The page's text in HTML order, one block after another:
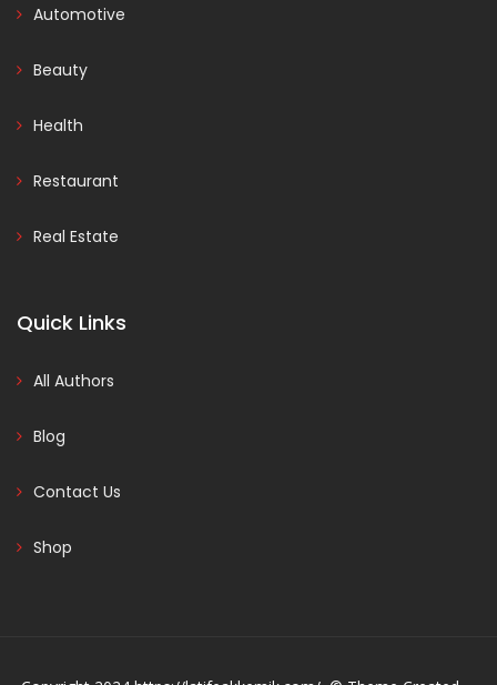
Automotive
Beauty
Health
Restaurant
Real Estate
Quick Links
All Authors
Blog
Contact Us
Shop